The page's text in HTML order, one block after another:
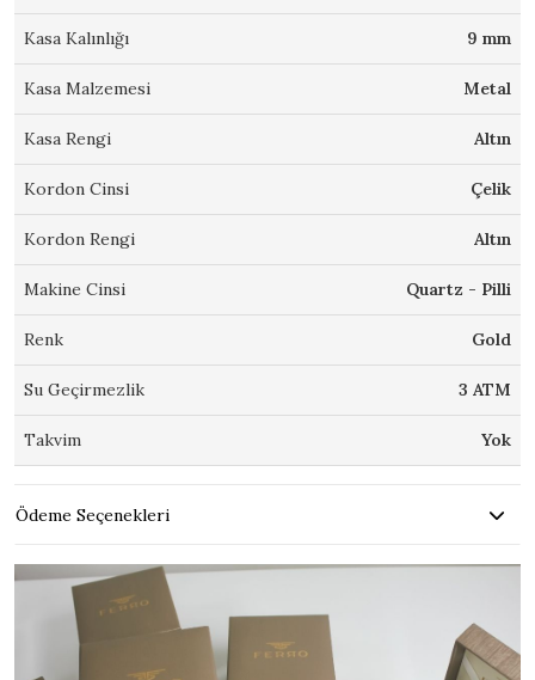
Kasa Kalınlığı 9 mm
Kasa Malzemesi Metal
Kasa Rengi Altın
Kordon Cinsi Çelik
Kordon Rengi Altın
Makine Cinsi Quartz - Pilli
Renk Gold
Su Geçirmezlik 3 ATM
Takvim Yok
Ödeme Seçenekleri